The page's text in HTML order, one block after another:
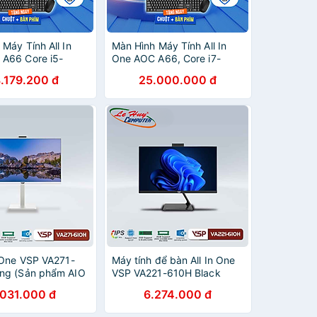
Máy Tính All In
A66 Core i5-
Hàng Chính
đ
Màn Hình Máy Tính All In
One AOC A66, Core i7-
Hàng Chính Hãng,
SKU:A24A66-1F4X47
25.000.000 đ
VSP VA271-
(Sản phẩm AIO
- Hàng Chính
đ
Máy tính để bàn All In One
VSP VA221-610H Black
bao gồm CPU - Ram - SSD)
- Hàng Chính Hãng
6.274.000 đ